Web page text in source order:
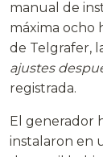
manual de
máxima ocho
de Telgrafer,
ajustes
registrada.
El generador
instalaron en